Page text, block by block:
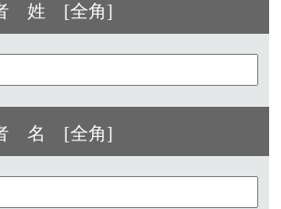
姓 [全角]
名 [全角]